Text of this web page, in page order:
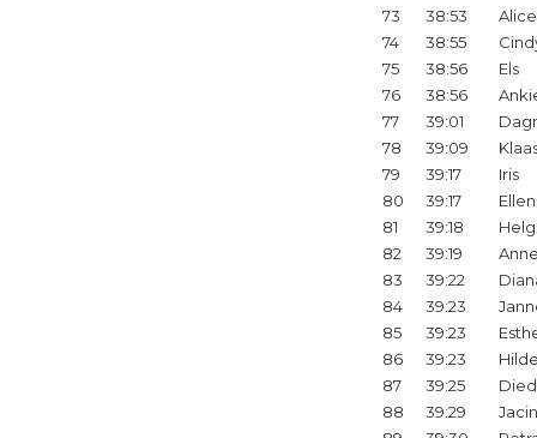
73
38:53
Alice
74
38:55
75
38:56
Els
76
38:56
77
39:01
78
39:09
79
39:17
Iris
80
39:17
Ellen
81
39:18
82
39:19
83
39:22
84
39:23
85
39:23
86
39:23
87
39:25
88
39:29